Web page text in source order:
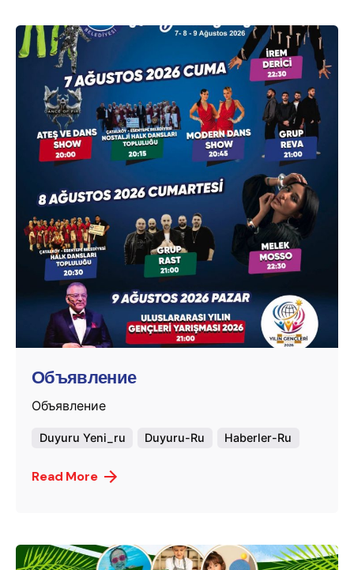
Posted by
murat.sozuak
Объявление
Объявление
Duyuru Yeni_ru Duyuru-Ru Haberler-Ru
Read More